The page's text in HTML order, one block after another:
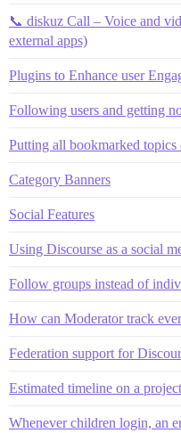
📞 diskuz Call – Voice and
external apps)
Plugins to Enhance user
Following users and getting
Putting all bookmarked topics
Category Banners
Social Features
Using Discourse as a social
Follow groups instead of
How can Moderator track
Federation support for
Estimated timeline on a
Whenever children login, an